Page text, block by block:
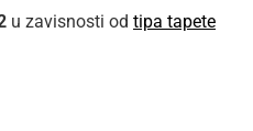
u zavisnosti od tipa tapete